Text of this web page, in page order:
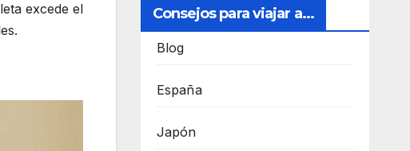
excede el
Consejos para viajar a...
Blog
España
Japón